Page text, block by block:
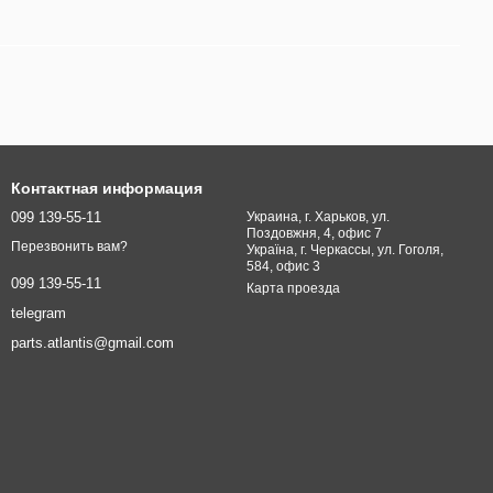
Контактная информация
099 139-55-11
Перезвонить вам?
099 139-55-11
telegram
parts.atlantis@gmail.com
Украина, г. Харьков, ул.
Поздовжня, 4, офис 7
Україна, г. Черкассы, ул. Гоголя,
584, офис 3
Карта проезда